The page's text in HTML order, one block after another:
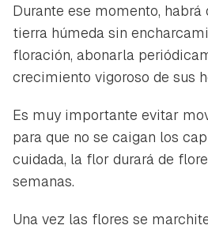
Durante ese momento,
tierra húmeda sin
floración, abonarla
crecimiento vigoroso de sus
Es muy importante evitar
para que no se caigan los
cuidada, la flor durará de
semanas.
Una vez las flores se